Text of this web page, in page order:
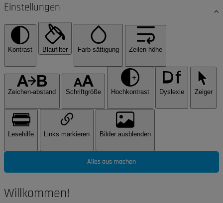
Einstellungen
Kontrast Blaufilter Farb-sättigung Zeilen-höhe
Zeichen-abstand Schriftgröße Hochkontrast Dyslexie Zeiger
Lesehilfe Links markieren Bilder ausblenden
Alles aus machen
Willkommen!